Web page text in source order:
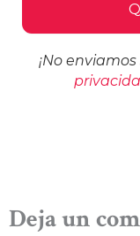
¡No
Deja un